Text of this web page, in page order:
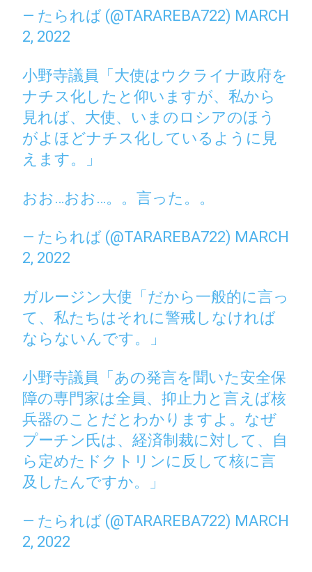
— たられば (@TARAREBA722) MARCH
2, 2022
小野寺議員「大使はウクライナ政府を
ナチス化したと仰いますが、私から
見れば、大使、いまのロシアのほう
がよほどナチス化しているように見
えます。」
おお…おお…。。言った。。
— たられば (@TARAREBA722) MARCH
2, 2022
ガルージン大使「だから一般的に言っ
て、私たちはそれに警戒しなければ
ならないんです。」
小野寺議員「あの発言を聞いた安全保
障の専門家は全員、抑止力と言えば核
兵器のことだとわかりますよ。なぜ
プーチン氏は、経済制裁に対して、自
ら定めたドクトリンに反して核に言
及したんですか。」
— たられば (@TARAREBA722) MARCH
2, 2022